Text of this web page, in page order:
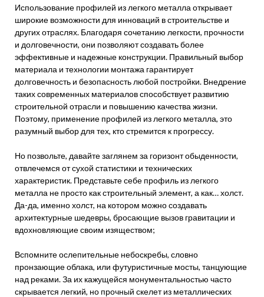
Использование профилей из легкого металла открывает
широкие возможности для инноваций в строительстве и
других отраслях. Благодаря сочетанию легкости, прочности
и долговечности, они позволяют создавать более
эффективные и надежные конструкции. Правильный выбор
материала и технологии монтажа гарантирует
долговечность и безопасность любой постройки. Внедрение
таких современных материалов способствует развитию
строительной отрасли и повышению качества жизни.
Поэтому, применение профилей из легкого металла, это
разумный выбор для тех, кто стремится к прогрессу.
Но позвольте, давайте заглянем за горизонт обыденности,
отвлечемся от сухой статистики и технических
характеристик. Представьте себе профиль из легкого
металла не просто как строительный элемент, а как… холст.
Да-да, именно холст, на котором можно создавать
архитектурные шедевры, бросающие вызов гравитации и
вдохновляющие своим изяществом;
Вспомните ослепительные небоскребы, словно
пронзающие облака, или футуристичные мосты, танцующие
над реками. За их кажущейся монументальностью часто
скрывается легкий, но прочный скелет из металлических